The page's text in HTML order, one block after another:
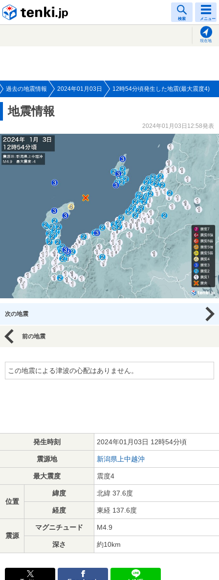
検索 メニュー
現在地
過去の地震情報 2024年01月03日 12時54分頃発生した地震(最大震度4)
地震情報
2024年01月03日12:58発表
次の地震
前の地震
この地震による津波の心配はありません。
発生時刻 2024年01月03日 12時54分頃
震源地 新潟県上中越沖
最大震度 震度4
位置
緯度 北緯 37.6度
経度 東経 137.6度
震源
マグニチュード M4.9
深さ 約10km